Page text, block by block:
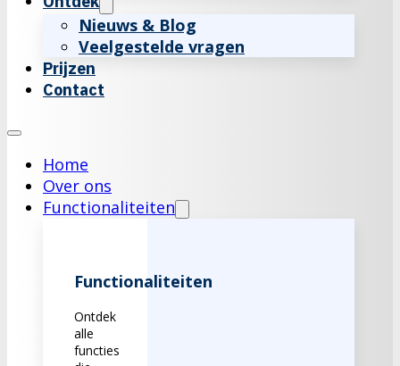
Nieuws & Blog
Veelgestelde vragen
Prijzen
Contact
Home
Over ons
Functionaliteiten
Functionaliteiten
Ontdek
alle
functies